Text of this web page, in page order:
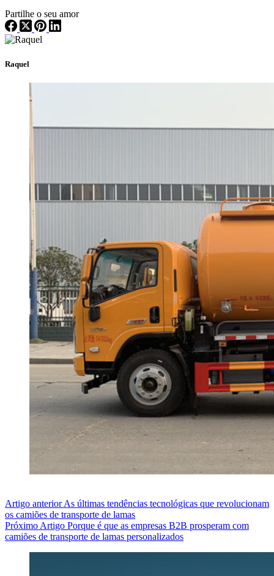
Partilhe o seu amor
Raquel
Artigo anteriorAs últimas tendências tecnológicas que revolucionam
os camiões de transporte de lamas
Próximo Artigo Porque é que as empresas B2B prosperam com
camiões de transporte de lamas personalizados